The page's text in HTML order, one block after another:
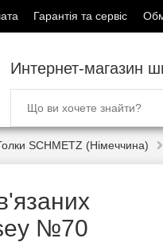
Гарантія та сервіс
Интернет-магазин
SCHMETZ (Німеччина)
№70